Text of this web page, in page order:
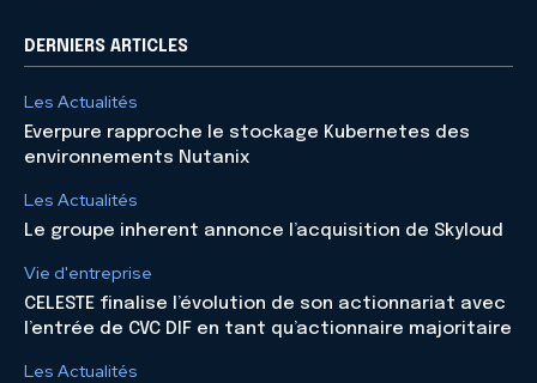
DERNIERS ARTICLES
Les Actualités
Everpure rapproche le stockage Kubernetes des
environnements Nutanix
Les Actualités
Le groupe inherent annonce l’acquisition de Skyloud
Vie d'entreprise
CELESTE finalise l’évolution de son actionnariat avec
l’entrée de CVC DIF en tant qu’actionnaire majoritaire
Les Actualités